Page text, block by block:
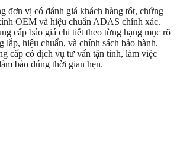
đơn vị có đánh giá khách hàng tốt, chứng
OEM và hiệu chuẩn ADAS chính xác.
cấp báo giá chi tiết theo từng hạng mục rõ
lắp, hiệu chuẩn, và chính sách bảo hành.
cấp có dịch vụ tư vấn tận tình, làm việc
bảo đúng thời gian hẹn.